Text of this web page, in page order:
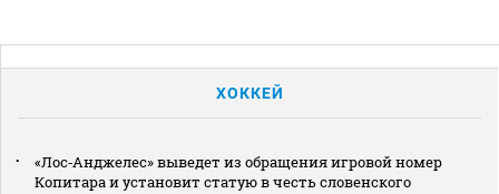
ХОККЕЙ
«Лос‑Анджелес» выведет из обращения игровой номер
Копитара и установит статую в честь словенского